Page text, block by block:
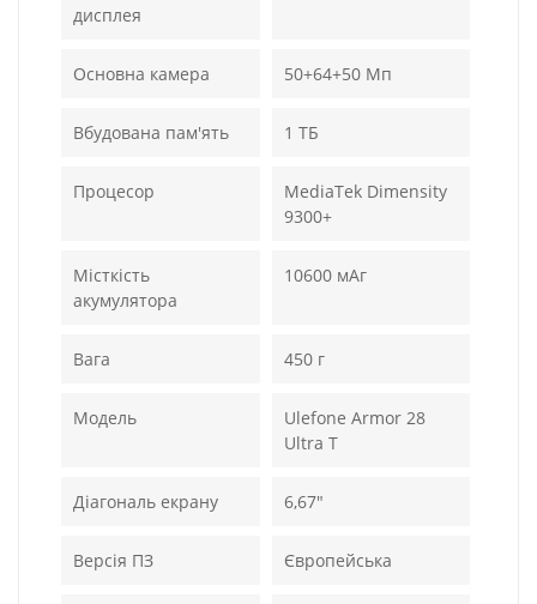
дисплея
Основна камера 50+64+50 Мп
Вбудована пам'ять 1 ТБ
Процесор
MediaTek Dimensity
9300+
Місткість
акумулятора
10600 мАг
Вага 450 г
Модель
Ulefone Armor 28
Ultra T
Діагональ екрану 6,67"
Версія ПЗ Європейська